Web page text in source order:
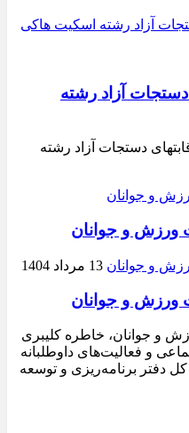
دستجات آزاد رشته
دستجات آزاد رشته
ورزش و جوانان
13 مرداد 1404
ورزش و جوانان
و جوانان، خاطره کلیبری
و فعالیت‌های داوطلبانه
دفتر برنامه‌ریزی و توسعه